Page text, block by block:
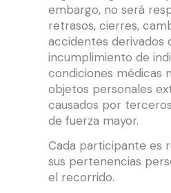
embargo, no será
retrasos, cierres,
accidentes derivados
incumplimiento de
condiciones médicas
objetos personales
causados por
de fuerza mayor.
Cada participante es
sus pertenencias
el recorrido.